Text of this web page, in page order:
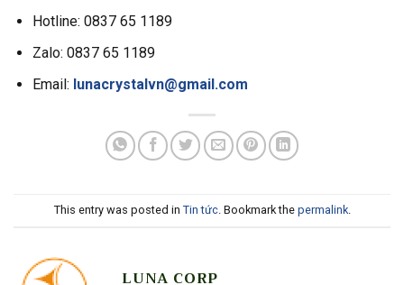
Hotline: 0837 65 1189
Zalo: 0837 65 1189
Email: lunacrystalvn@gmail.com
This entry was posted in Tin tức. Bookmark the permalink.
LUNA CORP